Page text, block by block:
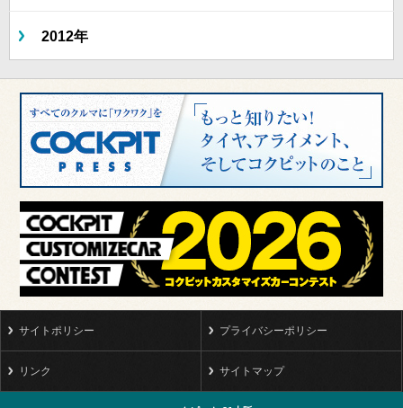
2012年
サイトポリシー プライバシーポリシー
リンク サイトマップ